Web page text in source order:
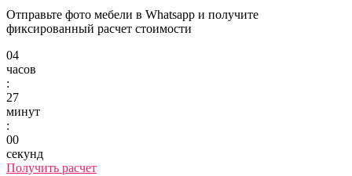
Отправьте фото мебели в Whatsapp и получите
фиксированный расчет стоимости
04
часов
:
27
минут
:
00
секунд
Получить расчет